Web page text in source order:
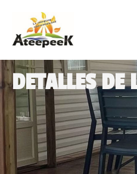
DETALLES DE